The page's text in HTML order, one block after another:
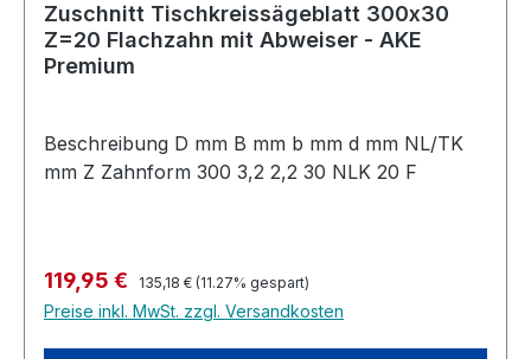
Zuschnitt Tischkreissägeblatt 300x30
Z=20 Flachzahn mit Abweiser - AKE
Premium
Beschreibung D mm B mm b mm d mm NL/TK
Verkaufspreis:
119,95 € Regulärer Preis:
135,18 € (11.27% gespart)
Preise inkl. MwSt. zzgl. Versandkosten